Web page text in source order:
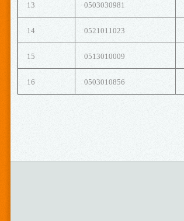
13 0503030981
14 0521011023
15 0513010009
16 0503010856